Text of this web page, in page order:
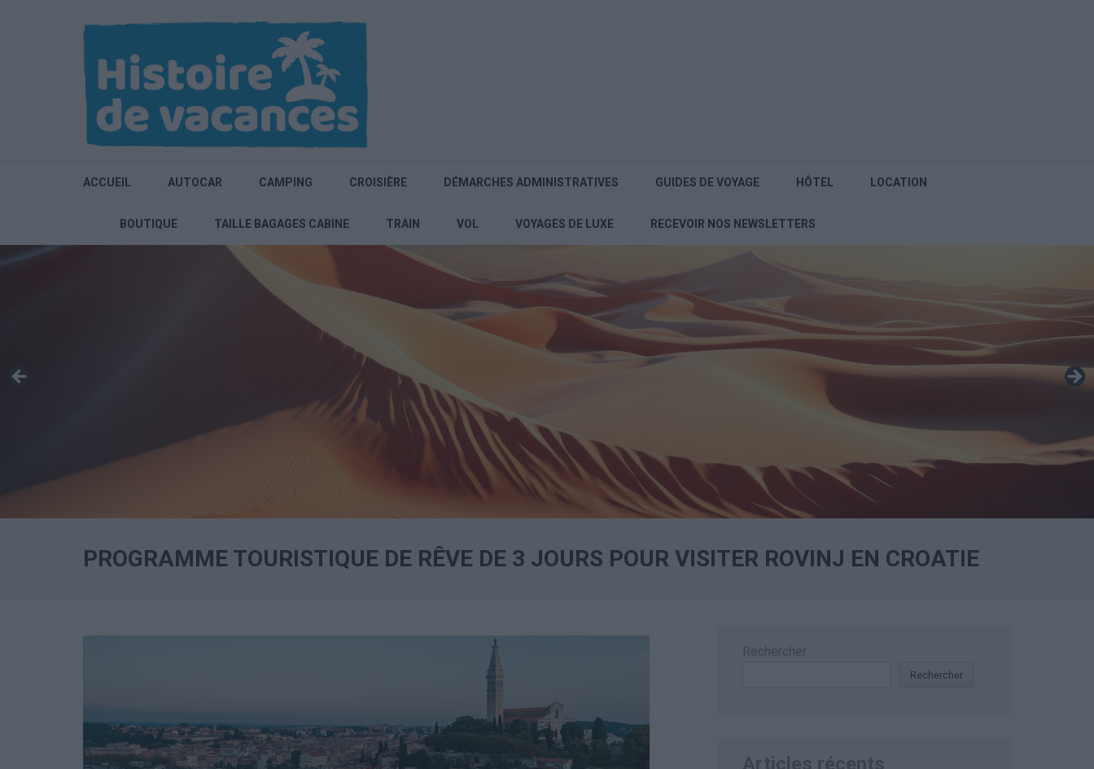
ACCUEIL AUTOCAR CAMPING CROISIÈRE DÉMARCHES ADMINISTRATIVES GUIDES DE VOYAGE HÔTEL LOCATION
BOUTIQUE TAILLE BAGAGES CABINE TRAIN VOL VOYAGES DE LUXE RECEVOIR NOS NEWSLETTERS
PROGRAMME TOURISTIQUE DE RÊVE DE 3 JOURS POUR VISITER ROVINJ EN CROATIE
Rechercher
Rechercher
Articles récents